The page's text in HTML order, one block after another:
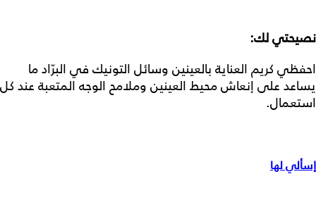
نصيحتي لك:
احفظي كريم العناية بالعينين وسائل التونيك في البرّاد ما
يساعد على إنعاش محيط العينين وملامح الوجه المتعبة عند كل
استعمال.
إسألي لها